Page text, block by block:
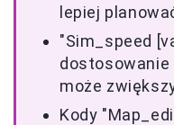
lepiej
"Sim_speed
dostosowanie
może
Kody